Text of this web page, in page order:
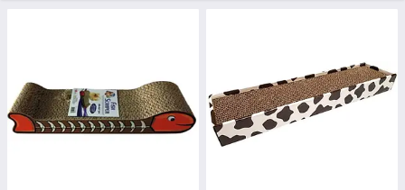
Докладні рекомендації щодо вибору та використання —
нижче, після списку товарів.